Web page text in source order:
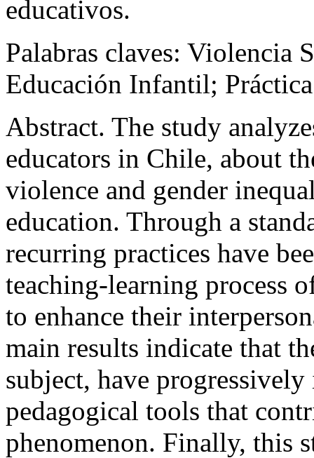
educativos.
Palabras claves: Violencia
Educación Infantil;
Abstract. The study
educators in Chile, about
violence and gender
education. Through a
recurring practices have
teaching-learning process
to enhance their
main results indicate that
subject, have
pedagogical tools that
phenomenon. Finally, this